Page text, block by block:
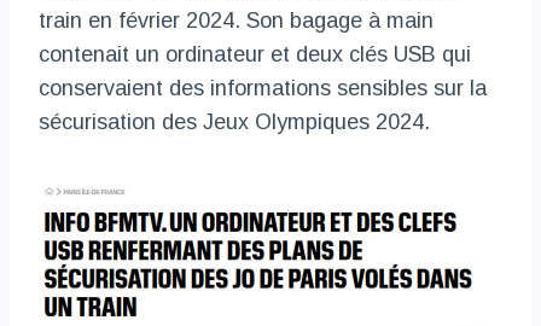
train en février 2024. Son bagage à main
contenait un ordinateur et deux clés USB qui
conservaient des informations sensibles sur la
sécurisation des Jeux Olympiques 2024.